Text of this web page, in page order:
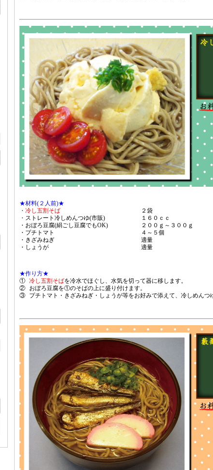
★材料(２人前)★
・ 冷し五割そば
２袋
・ ストレート冷しめんつゆ(市販)
１６０ｃｃ
・おぼろ豆腐(絹ごし豆腐でもOK)
２００ｇ～３００ｇ
・プチトマト
４～５個
・きざみねぎ
適量
・しょうが
適量
★作り方★
① 冷し五割そばを冷水でほぐし、水気を切って器に移します。
②
おぼろ豆腐を①のそばの上に盛り付けます。
③
プチトマト・きざみねぎ・しょうが等をお好みで添えて、冷しめん